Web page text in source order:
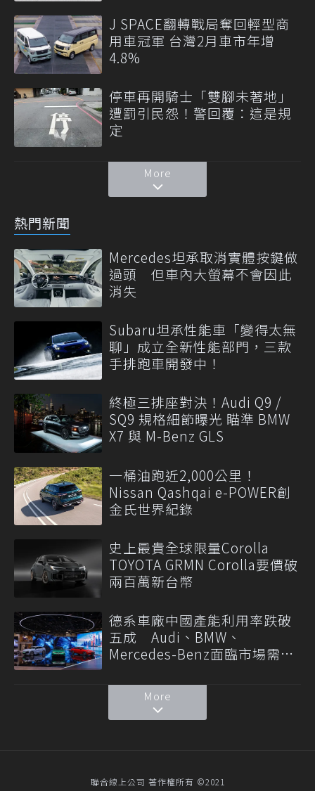
J SPACE翻轉戰局奪回輕型商
用車冠軍 台灣2月車市年增
4.8%
停車再開騎士「雙腳未著地」
遭罰引民怨！警回覆：這是規
定
More
熱門新聞
Mercedes坦承取消實體按鍵做
過頭 但車內大螢幕不會因此
消失
Subaru坦承性能車「變得太無
聊」成立全新性能部門，三款
手排跑車開發中！
終極三排座對決！Audi Q9 /
SQ9 規格細節曝光 瞄準 BMW
X7 與 M-Benz GLS
一桶油跑近2,000公里！
Nissan Qashqai e-POWER創
金氏世界紀錄
史上最貴全球限量Corolla
TOYOTA GRMN Corolla要價破
兩百萬新台幣
德系車廠中國產能利用率跌破
五成 Audi、BMW、
Mercedes-Benz面臨市場需求
More
聯合線上公司 著作權所有 ©2021